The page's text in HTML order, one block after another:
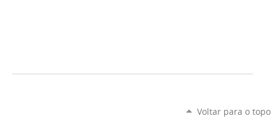
Voltar para o topo